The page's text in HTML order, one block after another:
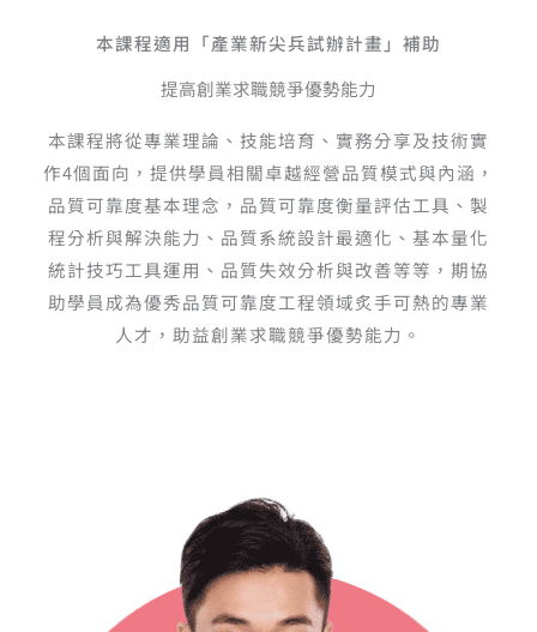
本課程適用「產業新尖兵試辦計畫」補助
提高創業求職競爭優勢能力
本課程將從專業理論、技能培育、實務分享及技術實
作4個面向，提供學員相關卓越經營品質模式與內涵，
品質可靠度基本理念，品質可靠度衡量評估工具、製
程分析與解決能力、品質系統設計最適化、基本量化
統計技巧工具運用、品質失效分析與改善等等，期協
助學員成為優秀品質可靠度工程領域炙手可熱的專業
人才，助益創業求職競爭優勢能力。